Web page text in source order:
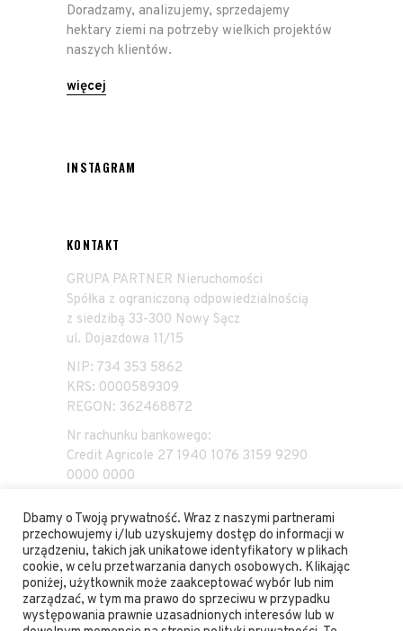
Doradzamy, analizujemy, sprzedajemy
hektary ziemi na potrzeby wielkich projektów
naszych klientów.
więcej
INSTAGRAM
KONTAKT
GRUPA PARTNER Nieruchomości
Spółka z ograniczoną odpowiedzialnością
z siedzibą 33-300 Nowy Sącz
ul. Dojazdowa 11/15
NIP: 734 353 5862
KRS: 0000589309
REGON: 362468872
Nr rachunku bankowego:
Credit Agricole 27 1940 1076 3159 9290
0000 0000
© 2023 Wszelkie prawa zastrzeżone. Hectares
Dbamy o Twoją prywatność. Wraz z naszymi partnerami
przechowujemy i/lub uzyskujemy dostęp do informacji w
urządzeniu, takich jak unikatowe identyfikatory w plikach
cookie, w celu przetwarzania danych osobowych. Klikając
poniżej, użytkownik może zaakceptować wybór lub nim
zarządzać, w tym ma prawo do sprzeciwu w przypadku
występowania prawnie uzasadnionych interesów lub w